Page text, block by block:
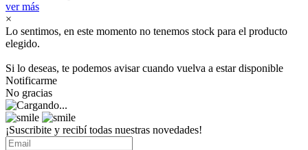
ver más
×
Lo sentimos, en este momento no tenemos stock para el producto
elegido.
Si lo deseas, te podemos avisar cuando vuelva a estar disponible
Notificarme
No gracias
¡Suscribite y recibí todas nuestras novedades!